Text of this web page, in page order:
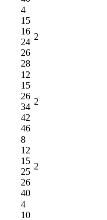
4
15
16
24
26
28
2
12
15
26
34
42
46
2
8
12
15
25
26
40
2
4
10